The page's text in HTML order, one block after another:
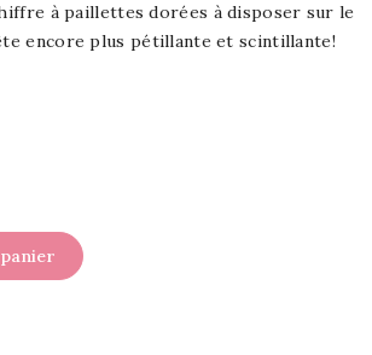
à paillettes dorées à disposer sur le
encore plus pétillante et scintillante!